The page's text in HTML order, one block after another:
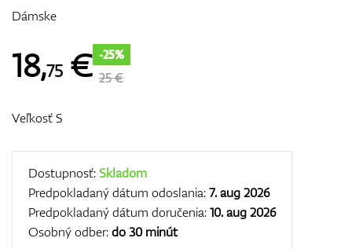
Dámske
18,75 € -25%
25 €
Veľkosť S
Dostupnosť:Skladom
Predpokladaný dátum odoslania:7. aug 2026
Predpokladaný dátum doručenia:10. aug 2026
Osobný odber:do 30 minút